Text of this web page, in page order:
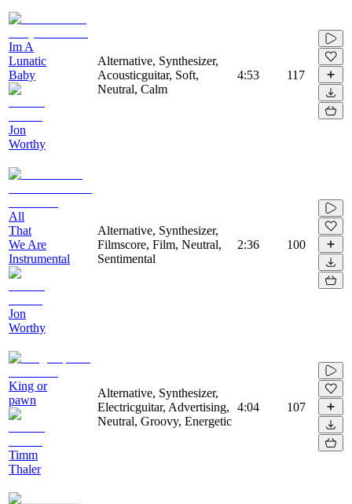
Im A
Lunatic
Baby
Jon
Worthy
Alternative, Synthesizer,
Acousticguitar, Soft,
Neutral, Calm
4:53 117
All
That
We Are
Instrumental
Jon
Worthy
Alternative, Synthesizer,
Filmscore, Film, Neutral,
Sentimental
2:36 100
King or
pawn
Timm
Thaler
Alternative, Synthesizer,
Electricguitar, Advertising,
Neutral, Groovy, Energetic
4:04 107